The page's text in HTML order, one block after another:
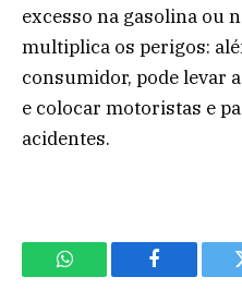
excesso na gasolina ou
multiplica os perigos:
consumidor, pode levar
e colocar motoristas e
acidentes.
WhatsApp Facebook